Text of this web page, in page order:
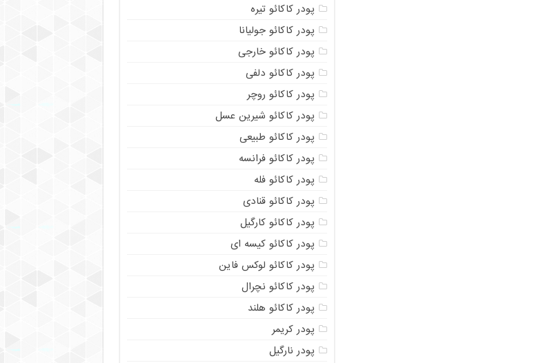
پودر کاکائو تیره
پودر کاکائو جولیانا
پودر کاکائو خارجی
پودر کاکائو دلفی
پودر کاکائو روچر
پودر کاکائو شیرین عسل
پودر کاکائو طبیعی
پودر کاکائو فرانسه
پودر کاکائو فله
پودر کاکائو قنادی
پودر کاکائو کارگیل
پودر کاکائو کیسه ای
پودر کاکائو لوکس فاین
پودر کاکائو نچرال
پودر کاکائو هلند
پودر کریمر
پودر نارگیل